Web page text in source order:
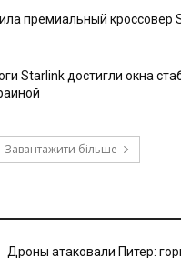
премиальный кроссовер
Starlink достигли окна
Завантажити більше
Дроны атаковали Питер: